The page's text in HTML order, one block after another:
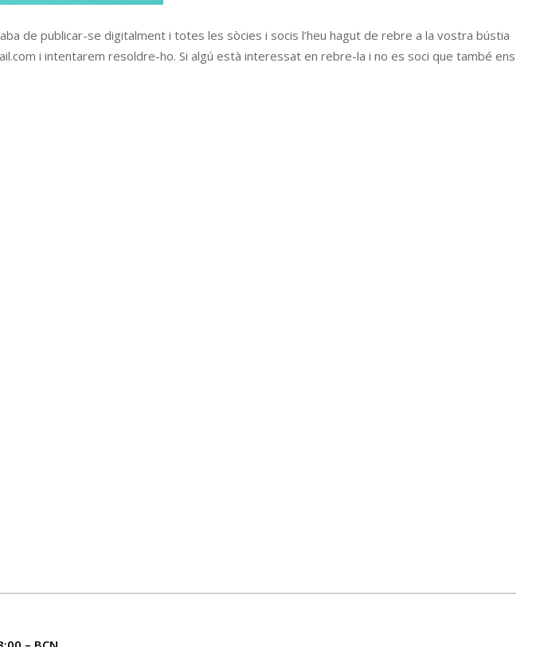
de publicar-se digitalment i totes les sòcies i socis l’heu hagut de rebre a la vostra bústia
i intentarem resoldre-ho. Si algú està interessat en rebre-la i no es soci que també ens